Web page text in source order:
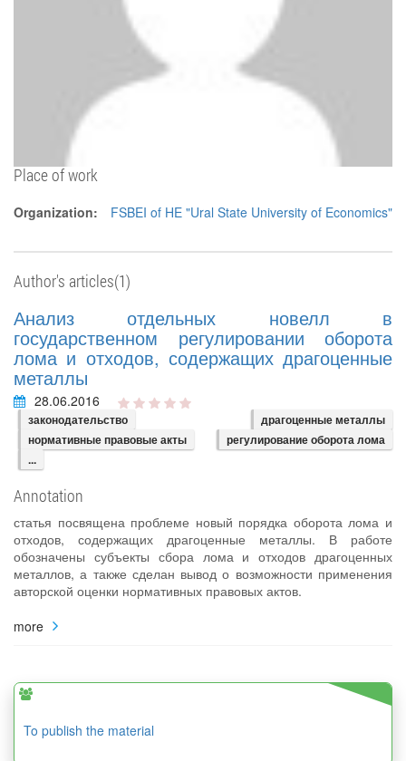
Place of work
Organization: FSBEI of HE "Ural State University of Economics"
Author's articles(1)
Анализ отдельных новелл в
государственном регулировании оборота
лома и отходов, содержащих драгоценные
металлы
28.06.2016
законодательство
драгоценные металлы
нормативные правовые акты
регулирование оборота лома
...
Annotation
статья посвящена проблеме новый порядка оборота лома и
отходов, содержащих драгоценные металлы. В работе
обозначены субъекты сбора лома и отходов драгоценных
металлов, а также сделан вывод о возможности применения
авторской оценки нормативных правовых актов.
more
To publish the material